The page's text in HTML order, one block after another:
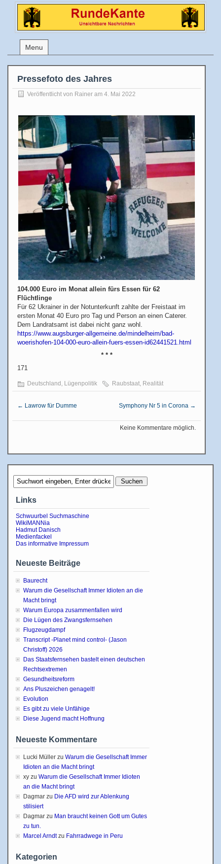
Menu
Pressefoto des Jahres
Veröffentlicht von Rainer am 4. Mai 2022
104.000 Euro im Monat allein fürs Essen für 62
Flüchtlinge
Für 62 Ukrainer in der Notunterkunft zahlte der Freistaat im
ersten Monat 40 Euro pro Tag und Person an einen Caterer.
Dem Landratsamt ist dabei nicht ganz wohl.
https://www.augsburger-allgemeine.de/mindelheim/bad-
woerishofen-104-000-euro-allein-fuers-essen-id62441521.html
* * *
171
Deutschland , Lügenpolitik Raubstaat, Realität
← Lawrow für Dumme Symphony Nr 5 in Corona →
Keine Kommentare möglich.
Links
Schwuurbel Suchmaschine
WikiMANNia
Hadmut Danisch
Medienfackel
Das informative Impressum
Neueste Beiträge
Baurecht
Warum die Gesellschaft Immer Idioten an die
Macht bringt
Warum Europa zusammenfallen wird
Die Lügen des Zwangsfernsehen
Flugzeugdampf
Transcript -Planet mind control- (Jason
Christoff) 2026
Das Staatsfernsehen bastelt einen deutschen
Rechtsextremen
Gesundheitsreform
Ans Pluszeichen genagelt!
Evolution
Es gibt zu viele Unfähige
Diese Jugend macht Hoffnung
Neueste Kommentare
Lucki Müller zu Warum die Gesellschaft Immer
Idioten an die Macht bringt
xy zu Warum die Gesellschaft Immer Idioten
an die Macht bringt
Dagmar zu Die AFD wird zur Ablenkung
stilisiert
Dagmar zu Man braucht keinen Gott um Gutes
zu tun.
Marcel Arndtzu Fahrradwege in Peru
Kategorien